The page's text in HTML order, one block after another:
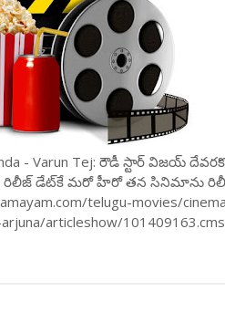
- Varun Tej: రౌడీ స్టార్ విజ‌య్
డేట్‌కే మ‌రో హీరో త‌న సినిమాను రిలీజ్
telugu-movies/
articleshow/101409163.cms